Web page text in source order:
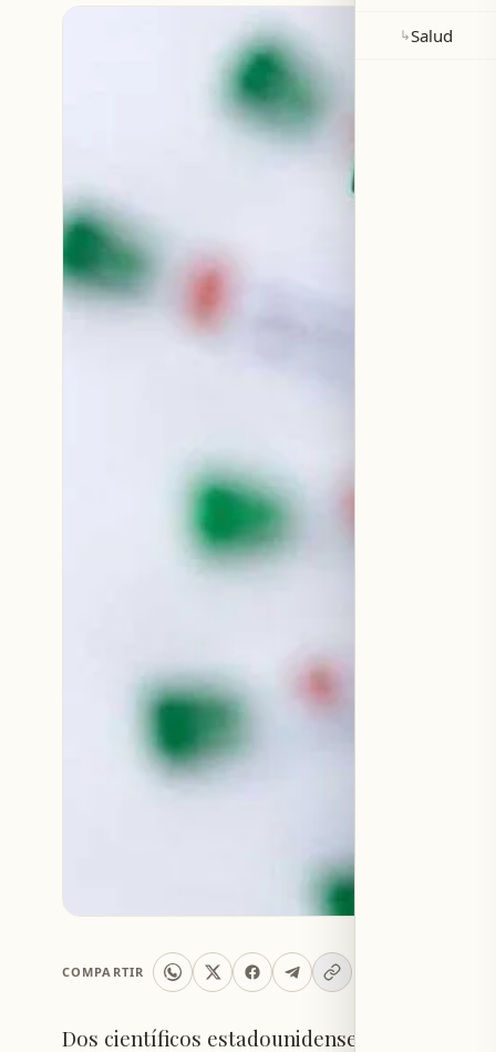
COMPARTIR
Dos científicos estadounidenses fueron
↳Salud